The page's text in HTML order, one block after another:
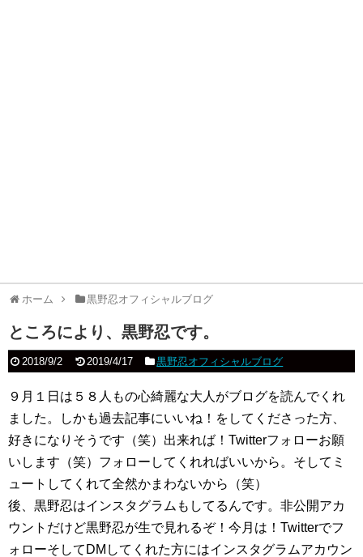
ホーム 黒野忍オフィシャルブログ
ところにより、黒野忍です。
2018/9/2 2019/4/17 黒野忍オフィシャルブログ
９月１日は５８人もの心綺麗な大人がブログを読んでくれ
ました。しかも過去記事にいいね！をしてくださった方、
好きになりそうです（笑）出来れば！Twitterフォローお願
いします（笑）フォローしてくれればいいから。そしてミ
ュートしてくれて全然かまわないから（笑）
後、黒野忍はインスタグラムもしてるんです。非公開アカ
ウントだけど黒野忍が生で見れるぞ！今月は！Twitterでフ
ォローそしてDMしてくれた方にはインスタグラムアカウン